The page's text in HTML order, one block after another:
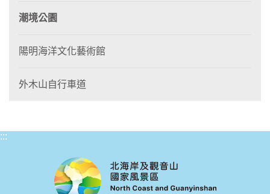
潮境公園
陽明海洋文化藝術館
外木山自行車道
:::